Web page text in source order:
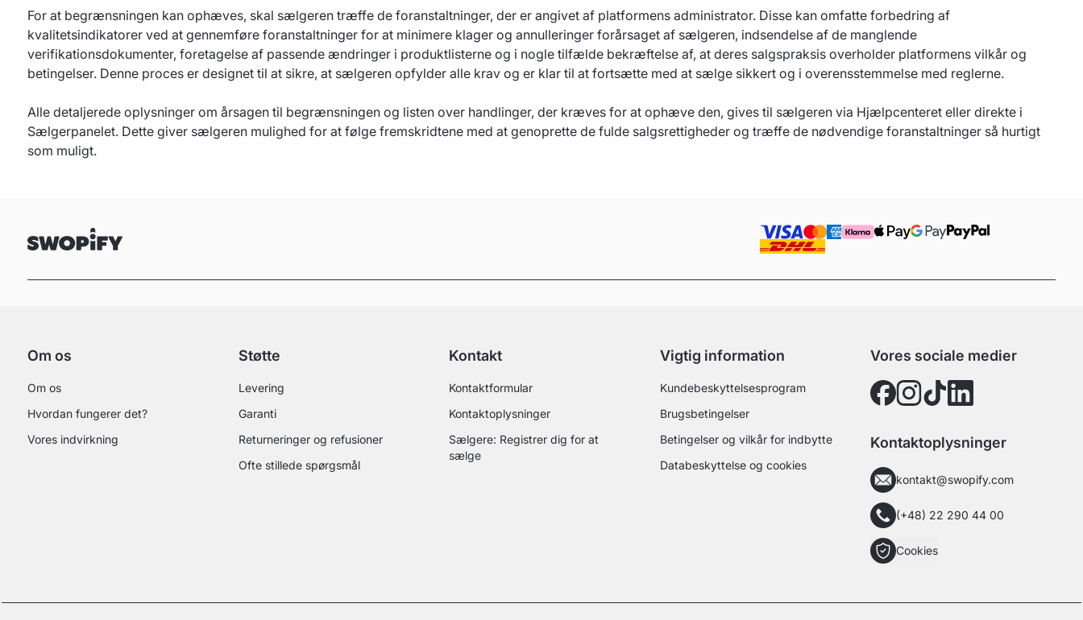
For at begrænsningen kan ophæves, skal sælgeren træffe de foranstaltninger, der er angivet af platformens administrator. Disse kan omfatte forbedring af
kvalitetsindikatorer ved at gennemføre foranstaltninger for at minimere klager og annulleringer forårsaget af sælgeren, indsendelse af de manglende
verifikationsdokumenter, foretagelse af passende ændringer i produktlisterne og i nogle tilfælde bekræftelse af, at deres salgspraksis overholder platformens vilkår og
betingelser. Denne proces er designet til at sikre, at sælgeren opfylder alle krav og er klar til at fortsætte med at sælge sikkert og i overensstemmelse med reglerne.
Alle detaljerede oplysninger om årsagen til begrænsningen og listen over handlinger, der kræves for at ophæve den, gives til sælgeren via Hjælpcenteret eller direkte i
Sælgerpanelet. Dette giver sælgeren mulighed for at følge fremskridtene med at genoprette de fulde salgsrettigheder og træffe de nødvendige foranstaltninger så hurtigt
som muligt.
Om os
Om os
Hvordan fungerer det?
Vores indvirkning
Støtte
Levering
Garanti
Returneringer og refusioner
Ofte stillede spørgsmål
Kontakt
Kontaktformular
Kontaktoplysninger
Sælgere: Registrer dig for at
sælge
Vigtig information
Kundebeskyttelsesprogram
Brugsbetingelser
Betingelser og vilkår for indbytte
Databeskyttelse og cookies
Vores sociale medier
Kontaktoplysninger
kontakt@swopify.com
(+48) 22 290 44 00
Cookies